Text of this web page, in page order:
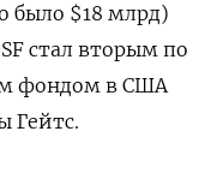
было $18 млрд)
стал вторым по
фондом в США
Гейтс.